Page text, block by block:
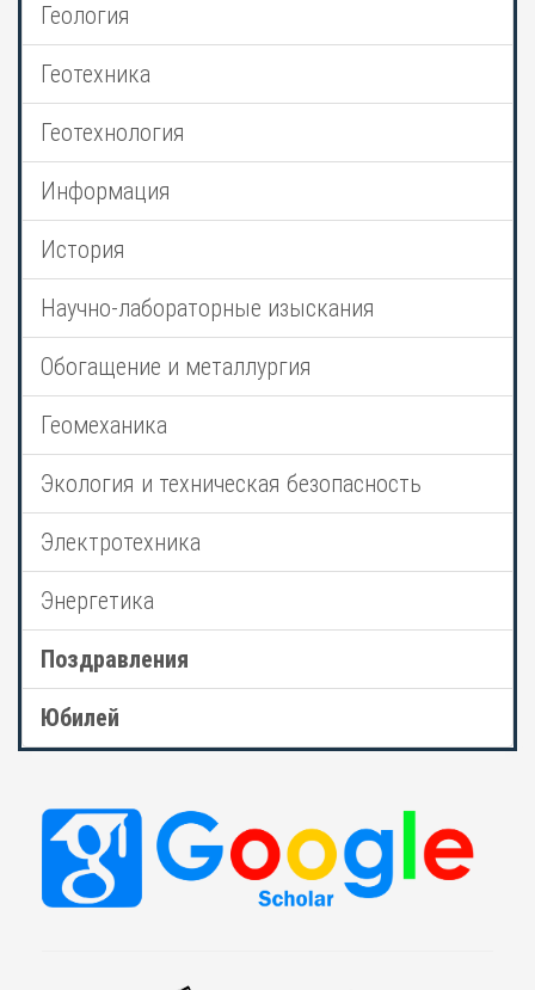
Геология
Геотехника
Геотехнология
Информация
История
Научно-лабораторные изыскания
Обогащение и металлургия
Геомеханика
Экология и техническая безопасность
Электротехника
Энергетика
Поздравления
Юбилей